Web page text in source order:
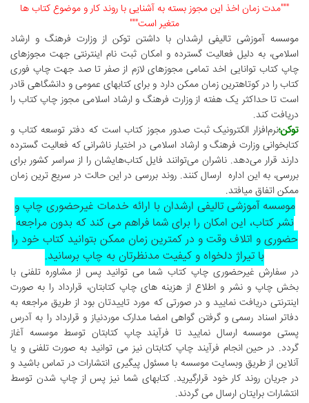
"""مدت زمان اخذ این مجوز بسته به آشنایی با روند کار و موضوع کتاب ها
متغیر است"""
موسسه آموزشی تالیفی ارشدان با داشتن توکن از وزارت فرهنگ و ارشاد
اسلامی، به دلیل فعالیت گسترده و امکان ثبت نام اینترنتی جهت مجوزهای
چاپ کتاب توانایی اخد تمامی مجوزهای لازم از صفر تا صد جهت چاپ فوری
کتاب را در کوتاهترین زمان ممکن دارد و برای کتابهای عمومی و دانشگاهی قادر
است تا حداکثر یک هفته از وزارت فرهنگ و ارشاد اسلامی مجوز چاپ کتاب را
دریافت کند.
توکن؛نرم‌افزار الکترونیک ثبت صدور مجوز کتاب است که دفتر توسعه کتاب و
کتابخوانی وزارت فرهنگ و ارشاد اسلامی در اختیار ناشرانی که فعالیت گسترده
دارند قرار می‌دهد. ناشران می‌توانند فایل کتاب‌هایشان را از سراسر کشور برای
بررسی، به این اداره ارسال کنند. روند بررسی در این حالت در سریع ترین زمان
ممکن اتفاق میافتد.
موسسه آموزشی تالیفی ارشدان با ارائه خدمات غیرحضوری چاپ و
نشر کتاب، این امکان را برای شما فراهم می کند که بدونمراجعه
حضوری و اتلاف وقت و در کمترین زمان ممکن بتوانید کتاب خود را
با تیراژ دلخواه و کیفیت مدنظرتان به چاپ برسانید.
در سفارش غیرحضوری چاپ کتاب شما می توانید پس از مشاوره تلفنی با
بخش چاپ و نشر و اطلاع از هزینه های چاپ کتابتان، قرارداد را به صورت
اینترنتی دریافت نمایید و در صورتی که مورد تاییدتان بود از طریق مراجعه به
دفاتر اسناد رسمی و گرفتن گواهی امضا مدارک موردنیاز و قرارداد را به آدرس
پستی موسسه ارسال نمایید تا فرآیند چاپ کتابتان توسط موسسه آغاز
گردد. در حین انجام فرآیند چاپ کتابتان نیز می توانید به صورت تلفنی و یا
آنلاین از طریق وبسایت موسسه با مسئول پیگیری انتشارات در تماس باشید و
در جریان روند کار خود قرارگیرید.کتابهای شما نیز پس از چاپ شدن توسط
انتشارات برایتان ارسال می گردند.